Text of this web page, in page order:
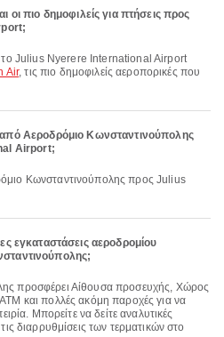
οι πιο δημοφιλείς για πτήσεις προς
Air, τις πιο δημοφιλείς αεροπορικές που
από Αεροδρόμιο Κωνσταντινούπολης
Airport;
εγκαταστάσεις αεροδρομίου
και πολλές ακόμη παροχές για να
Μπορείτε να δείτε αναλυτικές
διαρρυθμίσεις των τερματικών στο